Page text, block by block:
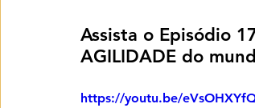
Assista o Episódio
AGILIDADE do
https://youtu.be/